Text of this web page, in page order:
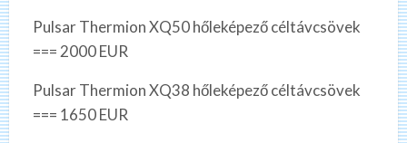
Pulsar Thermion XQ50 hőleképező céltávcsövek
=== 2000 EUR
Pulsar Thermion XQ38 hőleképező céltávcsövek
=== 1650 EUR